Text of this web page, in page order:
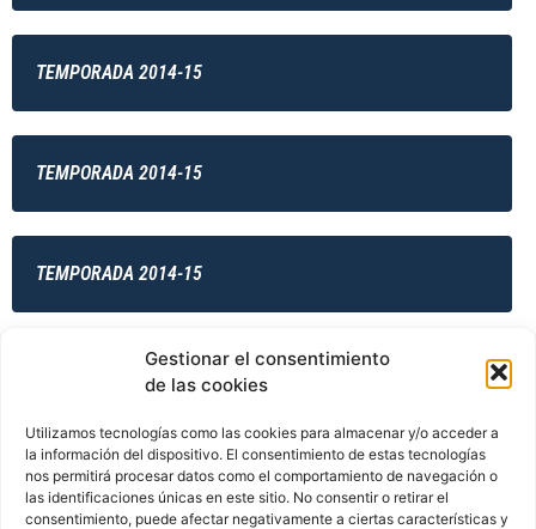
Gestionar el consentimiento
de las cookies
Utilizamos tecnologías como las cookies para almacenar y/o acceder a
la información del dispositivo. El consentimiento de estas tecnologías
nos permitirá procesar datos como el comportamiento de navegación o
las identificaciones únicas en este sitio. No consentir o retirar el
consentimiento, puede afectar negativamente a ciertas características y
TEMPORADA 2014-15
TEMPORADA 2014-15
TEMPORADA 2014-15
TEMPORADA 2014-15
TEMPORADA 2014-15